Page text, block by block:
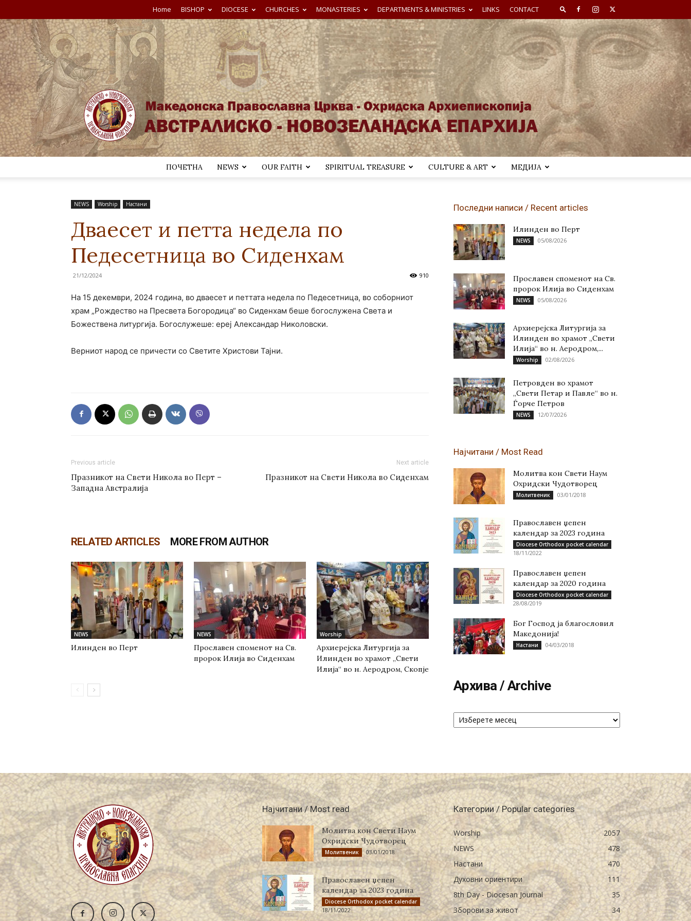
Home BISHOP DIOCESE CHURCHES MONASTERIES DEPARTMENTS & MINISTRIES LINKS CONTACT
ПОЧЕТНА NEWS OUR FAITH SPIRITUAL TREASURE CULTURE & ART МЕДИЈА
NEWS Worship Настани
Дваесет и петта недела по
Педесетница во Сиденхам
21/12/2024 910
На 15 декември, 2024 година, во дваесет и петтата недела по Педесетница, во соборниот
храм „Рождество на Пресвета Богородица“ во Сиденхам беше богослужена Света и
Божествена литургија. Богослужеше: ереј Александар Николовски.
Верниот народ се причести со Светите Христови Тајни.
Previous article
Празникот на Свети Никола во Перт –
Западна Австралија
Next article
Празникот на Свети Никола во Сиденхам
RELATED ARTICLES MORE FROM AUTHOR
NEWS
Илинден во Перт
NEWS
Прославен споменот на Св.
пророк Илија во Сиденхам
Worship
Архиерејска Литургија за
Илинден во храмот „Свети
Илија“ во н. Аеродром, Скопје
Последни написи / Recent articles
Илинден во Перт
NEWS 05/08/2026
Прославен споменот на Св.
пророк Илија во Сиденхам
NEWS 05/08/2026
Архиерејска Литургија за
Илинден во храмот „Свети
Илија“ во н. Аеродром,...
Worship 02/08/2026
Петровден во храмот
„Свети Петар и Павле“ во н.
Ѓорче Петров
NEWS 12/07/2026
Најчитани / Most Read
Молитва кон Свети Наум
Охридски Чудотворец
Молитвеник 03/01/2018
Православен џепен
календар за 2023 година
Diocese Orthodox pocket calendar
18/11/2022
Православен џепен
календар за 2020 година
Diocese Orthodox pocket calendar
28/08/2019
Бог Господ ја благословил
Македонија!
Настани 04/03/2018
Архива / Archive
Архива
Најчитани / Most read
Молитва кон Свети Наум
Охридски Чудотворец
Молитвеник 03/01/2018
Православен џепен
календар за 2023 година
Diocese Orthodox pocket calendar
18/11/2022
Категории / Popular categories
Worship
2057
NEWS
478
Настани
470
Духовни ориентири
111
8th Day - Diocesan Journal
35
Зборови за живот
34